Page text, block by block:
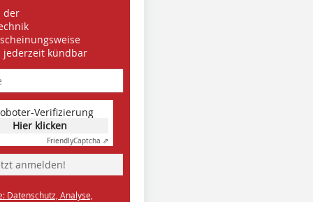
der
jederzeit kündbar
Verifizierung
Hier klicken
FriendlyCaptcha ⇗
anmelden!
Datenschutz, Analyse,